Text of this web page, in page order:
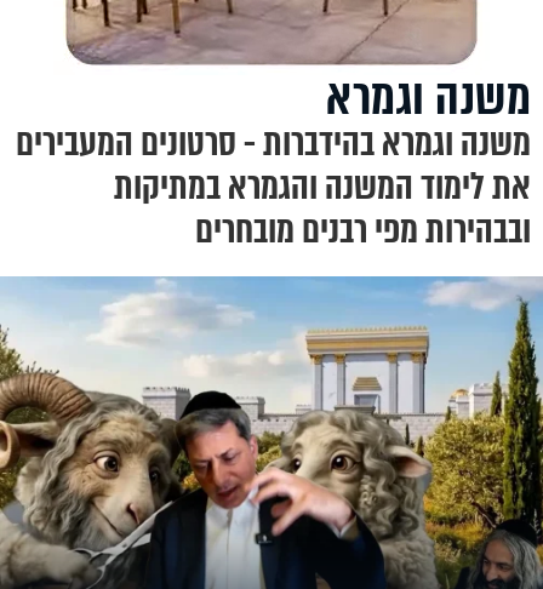
משנה וגמרא
משנה וגמרא בהידברות - סרטונים המעבירים
את לימוד המשנה והגמרא במתיקות
ובבהירות מפי רבנים מובחרים